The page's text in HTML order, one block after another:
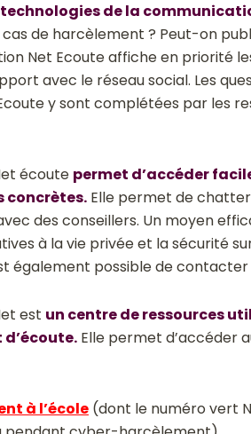
technologies de la
de harcèlement ? Peut-on
Net Ecoute affiche en priorité
avec le réseau social. Les
y sont complétées par les
écoute permet d’accéder
concrètes.Elle permet de
des conseillers. Un moyen
à la vie privée et la sécurité
également possible de
est un centre de ressources
Elle permet d’accéder
à l’école (dont le numéro vert